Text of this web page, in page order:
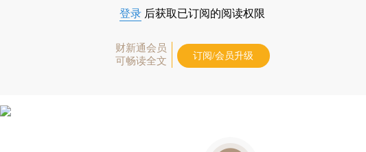
登录 后获取已订阅的阅读权限
财新通会员
可畅读全文
订阅/会员升级